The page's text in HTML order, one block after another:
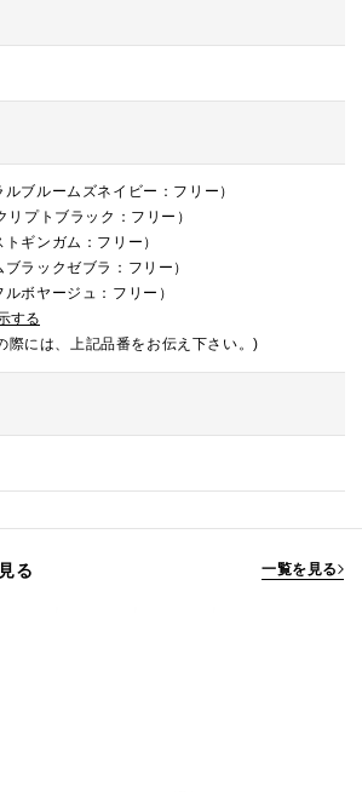
ブルームズネイビー：フリー）
プトブラック：フリー）
ギンガム：フリー）
ラックゼブラ：フリー）
ボヤージュ：フリー）
する
際には、上記品番をお伝え下さい。)
る 一覧を見る